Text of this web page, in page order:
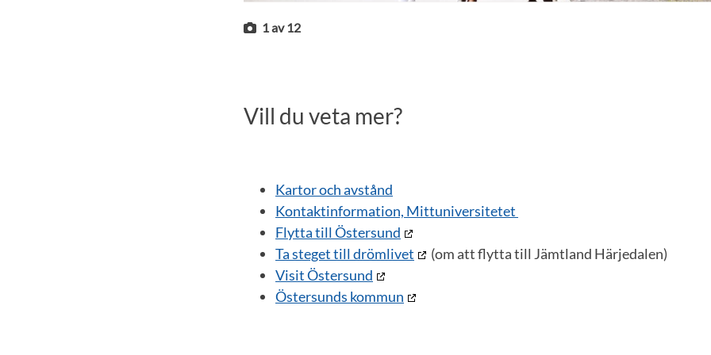
1av12
Vill du veta mer?
Kartor och avstånd
Kontaktinformation, Mittuniversitetet
Flytta till Östersund
Ta steget till drömlivet
(om att flytta till Jämtland Härjedalen)
Visit Östersund
Östersunds kommun